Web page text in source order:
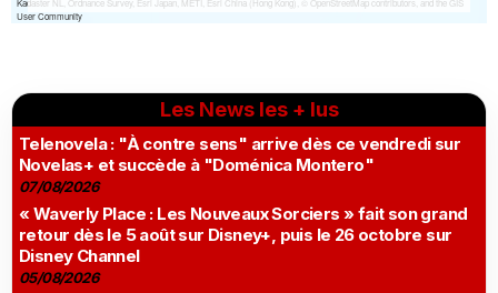
Les News les + lus
Telenovela : "À contre sens" arrive dès ce vendredi sur
Novelas+ et succède à "Doménica Montero"
07/08/2026
« Waverly Place : Les Nouveaux Sorciers » fait son grand
retour dès le 5 août sur Disney+, puis le 26 octobre sur
Disney Channel
05/08/2026